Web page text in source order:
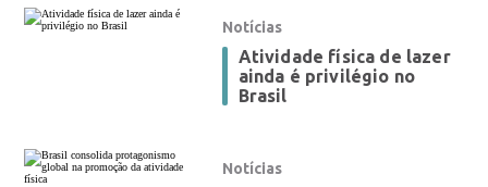
Notícias
Atividade física de lazer
ainda é privilégio no
Brasil
Notícias